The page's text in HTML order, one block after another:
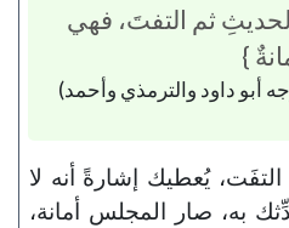
ثم التفتَ، فهي
}
أبو داود والترمذي وأحمد)
يُعطيك إشارةً أنه لا
به، صار المجلس أمانة،